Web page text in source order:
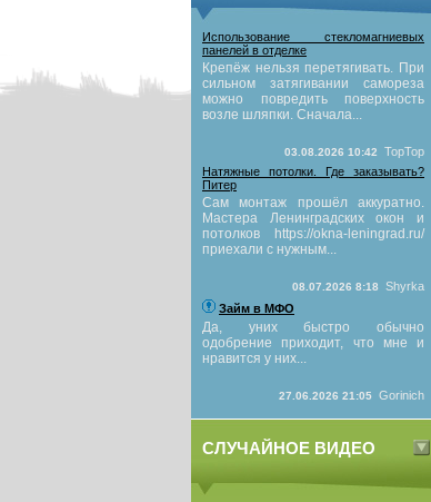
Использование стекломагниевых
панелей в отделке
Крепёж нельзя перетягивать. При
сильном затягивании самореза
можно повредить поверхность
возле шляпки. Сначала...
03.08.2026 10:42
TopTop
Натяжные потолки. Где заказывать?
Питер
Сам монтаж прошёл аккуратно.
Мастера Ленинградских окон и
потолков https://okna-leningrad.ru/
приехали с нужным...
08.07.2026 8:18
Shyrka
Займ в МФО
Да, уних быстро обычно
одобрение приходит, что мне и
нравится у них...
27.06.2026 21:05 Gorinich
СЛУЧАЙНОЕ ВИДЕО